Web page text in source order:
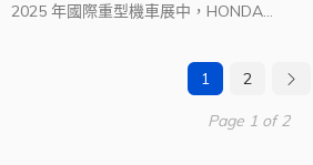
2025 年國際重型機車展中，HONDA...
1 2
Page 1 of 2